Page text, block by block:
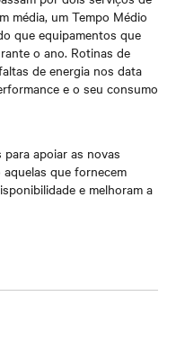
média, um Tempo Médio
que equipamentos que
o ano. Rotinas de
de energia nos data
e o seu consumo
apoiar as novas
que fornecem
e melhoram a